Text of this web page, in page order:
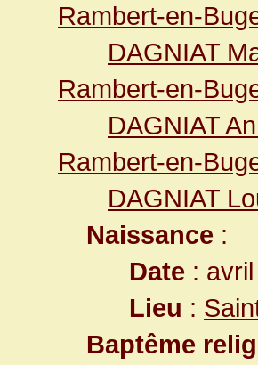
Rambert-en-
DAGNIAT
Rambert-en-
DAGNIAT
Rambert-en-
DAGNIAT
Naissance :
Date :
Lieu :
Baptême